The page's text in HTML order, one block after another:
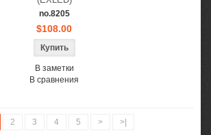
no.8205
$108.00
В заметки
В сравнения
2 3 4 5 >
>|